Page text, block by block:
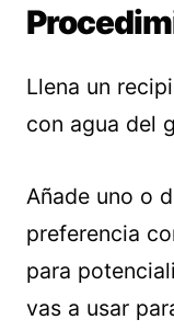
Llena un
con agua del
Añade uno o
preferencia
para
vas a usar